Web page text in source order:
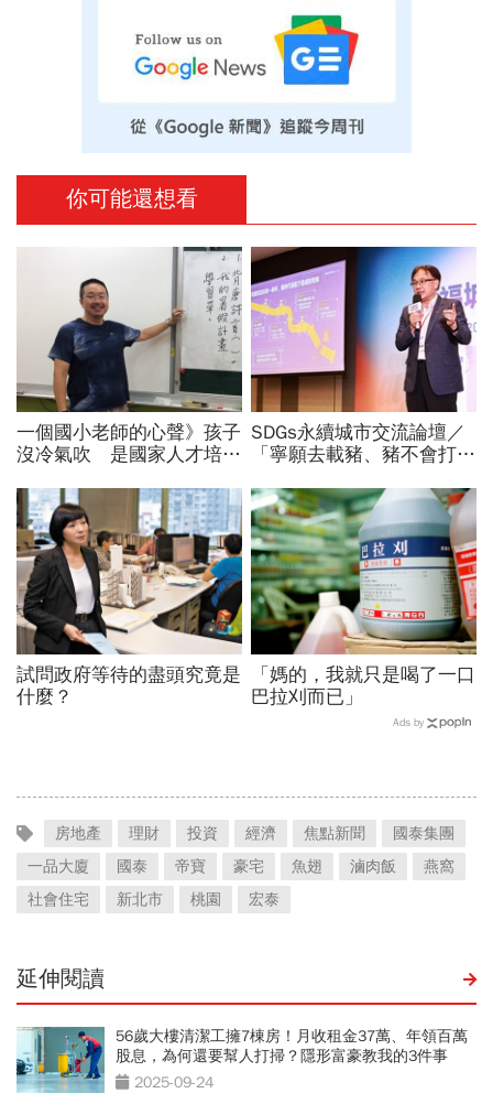
你可能還想看
一個國小老師的心聲》孩子
沒冷氣吹 是國家人才培育
SDGs永續城市交流論壇／
「寧願去載豬、豬不會打
桃園市4大倡議，重構公共
運輸DNA
試問政府等待的盡頭究竟是
什麼？
「媽的，我就只是喝了一口
巴拉刈而已」
Ads by
房地產 理財 投資 經濟 焦點新聞
國泰集團
一品大廈
國泰 帝寶 豪宅 魚翅 滷肉飯
燕窩
社會住宅
新北市 桃園 宏泰
延伸閱讀
56歲大樓清潔工擁7棟房！月收租金37萬、年領百萬
股息，為何還要幫人打掃？隱形富豪教我的3件事
2025-09-24